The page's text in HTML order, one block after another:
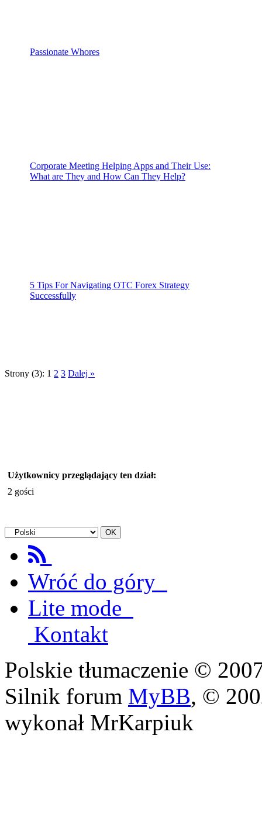
Passionate Whores
Corporate Meeting Helping Apps and Their Use:
What are They and How Can They Help?
5 Tips For Navigating OTC Forex Strategy
Successfully
Strony (3): 1 2 3 Dalej »
Użytkownicy przeglądający ten dział:
2 gości
Wróć do góry
Lite mode
Kontakt
Polskie tłumaczenie ©
Silnik forum MyBB, ©
wykonał MrKarpiuk